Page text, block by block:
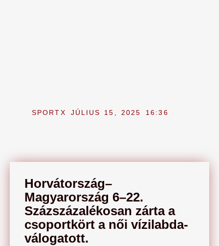
SPORTX JÚLIUS 15, 2025 16:36
Horvátország–
Magyarország 6–22.
Százszázalékosan zárta a
csoportkört a női vízilabda-
válogatott.